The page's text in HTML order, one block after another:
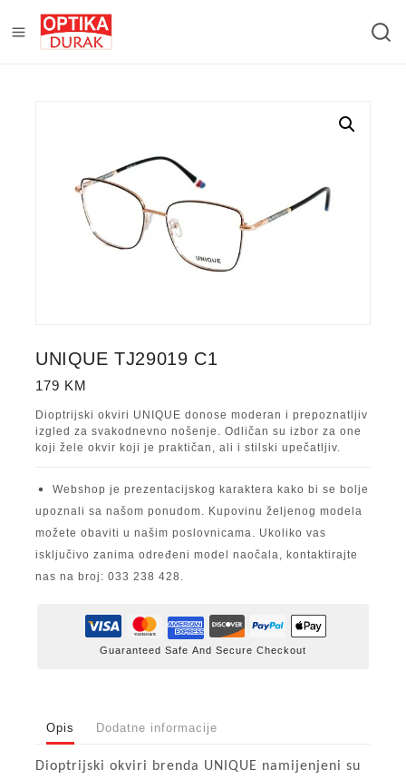
UNIQUE TJ29019 C1
179 KM
Dioptrijski okviri UNIQUE donose moderan i prepoznatljiv
izgled za svakodnevno nošenje. Odličan su izbor za one
koji žele okvir koji je praktičan, ali i stilski upečatljiv.
Webshop je prezentacijskog karaktera kako bi se bolje
upoznali sa našom ponudom. Kupovinu željenog modela
možete obaviti u našim poslovnicama. Ukoliko vas
isključivo zanima određeni model naočala, kontaktirajte
nas na broj: 033 238 428.
Guaranteed Safe And Secure Checkout
Opis Dodatne informacije
Dioptrijski okviri brenda UNIQUE namijenjeni su